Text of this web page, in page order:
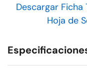
Descargar Ficha
Hoja de